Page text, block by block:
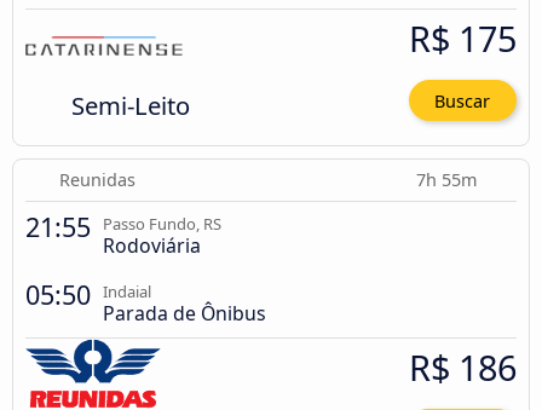
Semi-Leito
R$ 175
Buscar
Reunidas 7h 55m
21:55 Passo Fundo, RS
Rodoviária
05:50 Indaial
Parada de Ônibus
R$ 186